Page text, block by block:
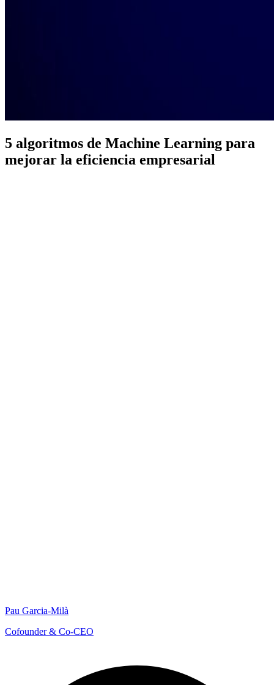
5 algoritmos de Machine Learning para
mejorar la eficiencia empresarial
Pau Garcia-Milà
Cofounder & Co-CEO